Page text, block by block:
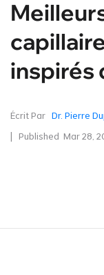
inspirés
Écrit Par Dr. Pierre
| Published Mar 28,